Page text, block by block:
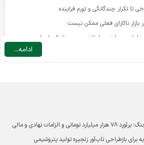
تا تکرار چندگانگی و تورم فزاینده
ناکارای فعلی ممکن نیست
تسعیر ارز، معاملات صوری و شرکت‌فروشی
ادامه...
نهادی و مالی
بازطراحی تاب‌آور زنجیره تولید پتروشیمی